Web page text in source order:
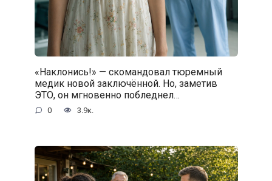
«Наклонись!» — скомандовал тюремный
медик новой заключённой. Но, заметив
ЭТО, он мгновенно побледнел…
0 3.9к.